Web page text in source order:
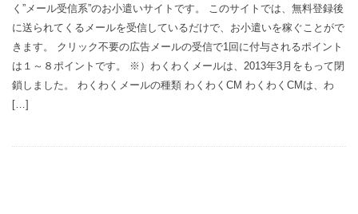
く”メール受信系”のお小遣いサイトです。 このサイトでは、無料登録後
に送られてくるメールを受信しているだけで、お小遣いを稼ぐことがで
きます。 クリック不要の広告メールの受信で1回に付与されるポイント
は１～８ポイントです。 ※）わくわくメールは、2013年3月をもって閉
鎖しました。 わくわくメールの種類 わくわくCM わくわくCMは、わ
[…]